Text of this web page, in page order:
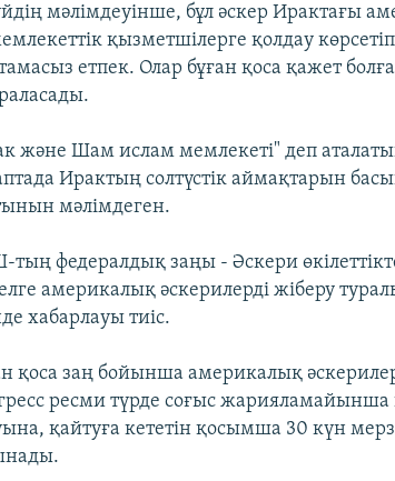
мәлімдеуінше, бұл әскер Ирактағы
қызметшілерге қолдау
етпек. Олар бұған қоса қажет
және Шам ислам мемлекеті" деп
Ирактың солтүстік аймақтарын
мәлімдеген.
федералдық заңы - Әскери
америкалық әскерилерді жіберу
хабарлауы тиіс.
қоса заң бойынша америкалық
ресми түрде соғыс
қайтуға кететін қосымша 30 күн